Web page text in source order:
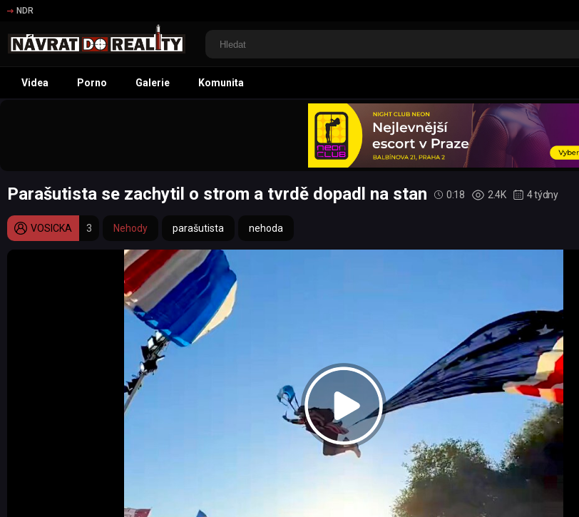
NDR
Videa Porno Galerie Komunita
Parašutista se zachytil o strom a tvrdě dopadl na stan 0:18 2.4K 4 týdny
VOSICKA 3 Nehody parašutista nehoda